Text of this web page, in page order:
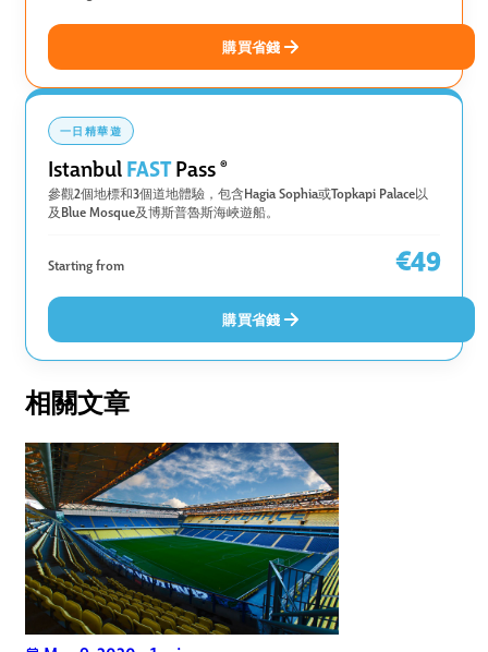
購買省錢
一日精華遊
IstanbulFASTPass ®
參觀2個地標和3個道地體驗，包含Hagia Sophia或Topkapi Palace以
及Blue Mosque及博斯普魯斯海峽遊船。
Starting from €49
購買省錢
相關文章